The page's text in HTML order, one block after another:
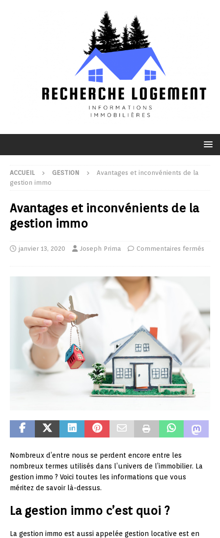
ACCUEIL GESTION
Avantages et inconvénients de la
gestion immo
Avantages et inconvénients de la
gestion immo
janvier 13, 2020 Joseph Prima Commentaires fermés
Nombreux d’entre nous se perdent encore entre les
nombreux termes utilisés dans l’univers de l’immobilier. La
gestion immo ? Voici toutes les informations que vous
méritez de savoir là-dessus.
La gestion immo c’est quoi ?
La gestion immo est aussi appelée gestion locative est en